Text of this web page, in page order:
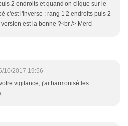
2 endroits et quand on clique sur le
c'est l'inverse : rang 1 2 endroits puis 2
est la bonne ?<br /> Merci
10/2017 19:56
vigilance, j'ai harmonisé les